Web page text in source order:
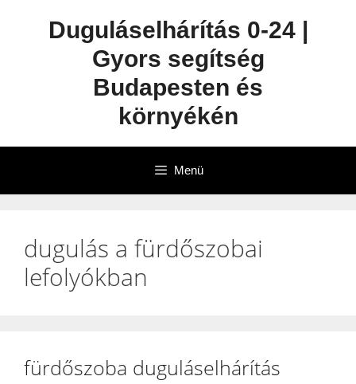
Duguláselhárítás 0-24 |
Gyors segítség
Budapesten és
környékén
Menü
dugulás a fürdőszobai
lefolyókban
fürdőszoba duguláselhárítás